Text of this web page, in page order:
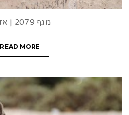
מגף 2079 | אדום
READ MORE